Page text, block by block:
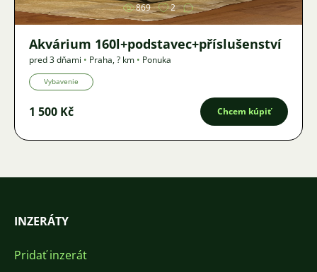
869 2
Akvárium 160l+podstavec+příslušenství
pred 3 dňami • Praha,? km • Ponuka
Vybavenie
1 500 Kč Chcem kúpiť
INZERÁTY
Pridať inzerát